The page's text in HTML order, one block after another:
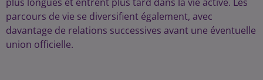
parcours de vie se diversifient également, avec
davantage de relations successives avant une éventuelle
union officielle.